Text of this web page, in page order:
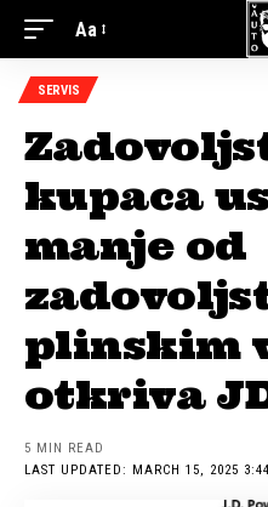
Aa
SERVIS
kupaca
manje od
plinskim
otkriva
LAST UPDATED: MARCH 15, 2025
5 MIN READ